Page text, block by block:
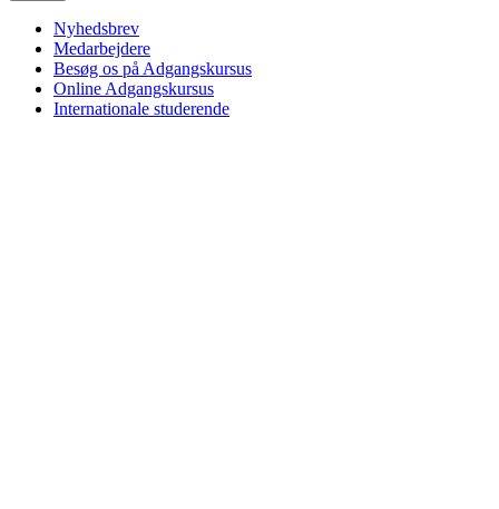
Nyhedsbrev
Medarbejdere
Besøg os på Adgangskursus
Online Adgangskursus
Internationale studerende